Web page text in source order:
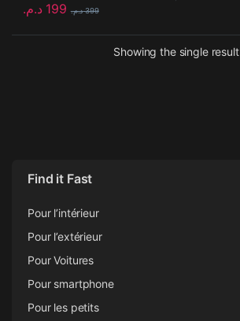
199 د.م. 399 د.م.
Showing the single result
Find it Fast
Pour l’intérieur
Pour l’extérieur
Pour Voitures
Pour smartphone
Pour les petits